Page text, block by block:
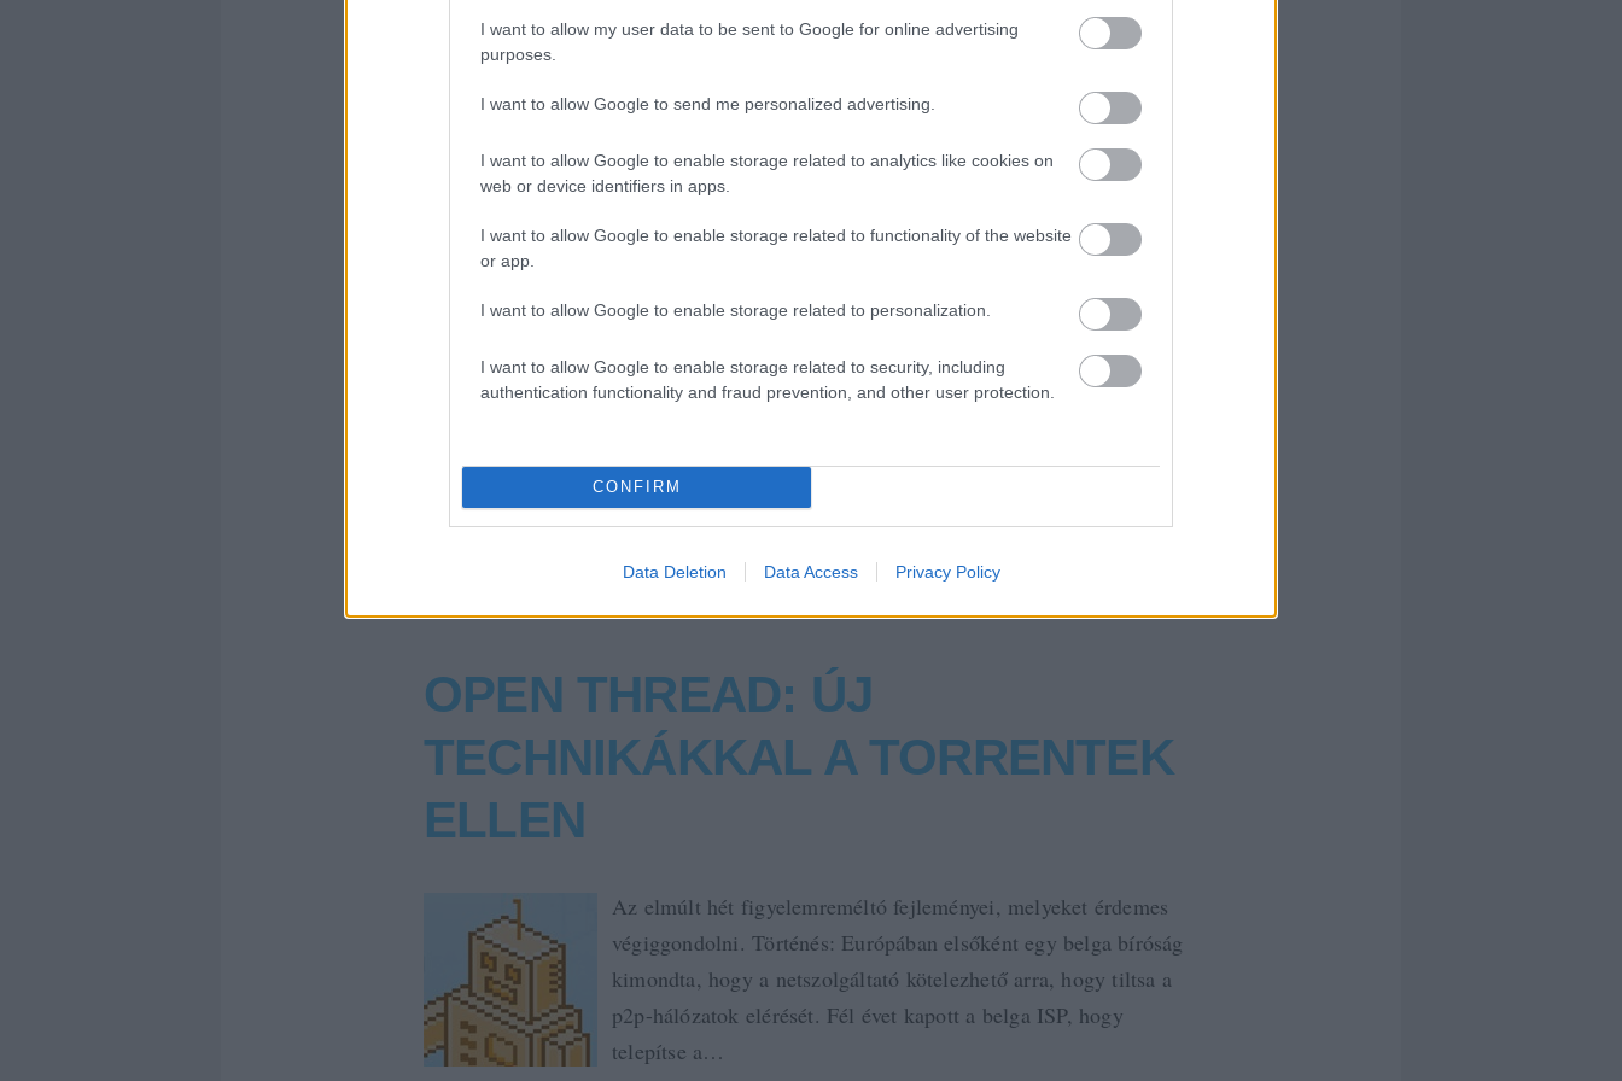
I want to allow my user data to be sent to Google for online advertising
purposes.
I want to allow Google to send me personalized advertising.
I want to allow Google to enable storage related to analytics like cookies on
web or device identifiers in apps.
I want to allow Google to enable storage related to functionality of the website
or app.
I want to allow Google to enable storage related to personalization.
I want to allow Google to enable storage related to security, including
authentication functionality and fraud prevention, and other user protection.
CONFIRM
Data Deletion Data Access Privacy Policy
Szigeten?Egy biztos pont a Sziget forgatagában, ahol ismerőseiddel
látványos show műsorral várunk, és ne lepődj meg, ha mixereink a
Olvasom tovább »
Ha tetszett ez a post, oszd meg Facebookon Twitteren vagy Google+-on!
Címkék: iwiw bulvár social network lol open thread
OPEN THREAD: ÚJ
TECHNIKÁKKAL A TORRENTEK
ELLEN
Az elmúlt hét figyelemreméltó fejleményei, melyeket érdemes
végiggondolni. Történés: Európában elsőként egy belga bíróság
kimondta, hogy a netszolgáltató kötelezhető arra, hogy tiltsa a
p2p-hálózatok elérését. Fél évet kapott a belga ISP, hogy
telepítse a…